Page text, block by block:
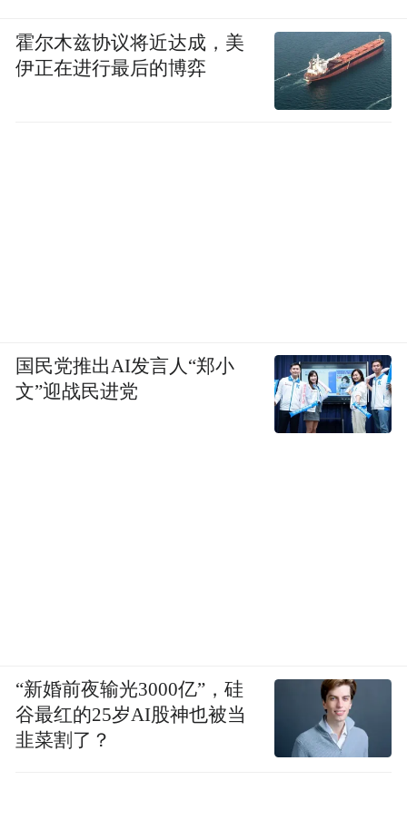
霍尔木兹协议将近达成，美
伊正在进行最后的博弈
国民党推出AI发言人“郑小
文”迎战民进党
“新婚前夜输光3000亿”，硅
谷最红的25岁AI股神也被当
韭菜割了？